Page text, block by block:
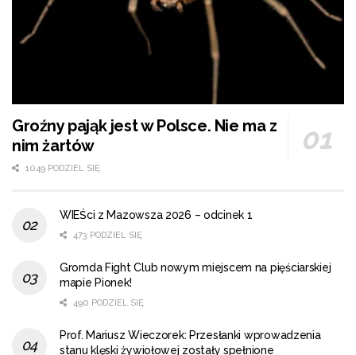
Groźny pająk jest w Polsce. Nie ma z
nim żartów
1049 PODZIEL SIĘ
WIEŚci z Mazowsza 2026 – odcinek 1
473 PODZIEL SIĘ
Gromda Fight Club nowym miejscem na pięściarskiej
mapie Pionek!
490 PODZIEL SIĘ
Prof. Mariusz Wieczorek: Przesłanki wprowadzenia
stanu klęski żywiołowej zostały spełnione